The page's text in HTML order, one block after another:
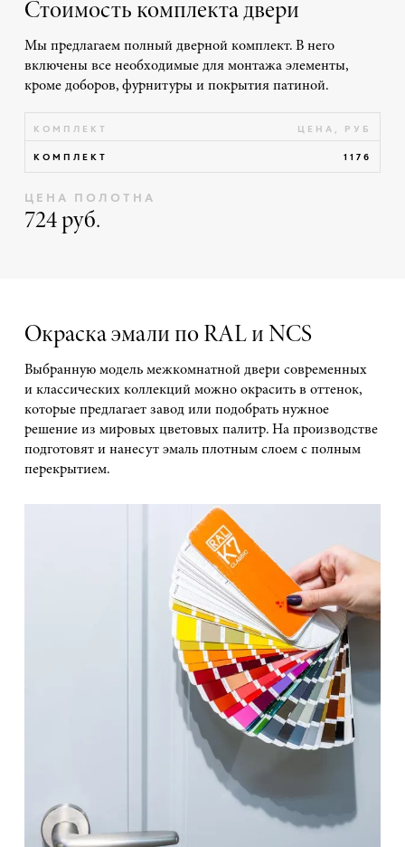
Стоимость комплекта двери
Мы предлагаем полный дверной комплект. В него
включены все необходимые для монтажа элементы,
кроме доборов, фурнитуры и покрытия патиной.
КОМПЛЕКТ ЦЕНА, РУБ
КОМПЛЕКТ 1176
ЦЕНА ПОЛОТНА
724 руб.
Окраска эмали по RAL и NCS
Выбранную модель межкомнатной двери современных
и классических коллекций можно окрасить в оттенок,
которые предлагает завод или подобрать нужное
решение из мировых цветовых палитр. На производстве
подготовят и нанесут эмаль плотным слоем с полным
перекрытием.